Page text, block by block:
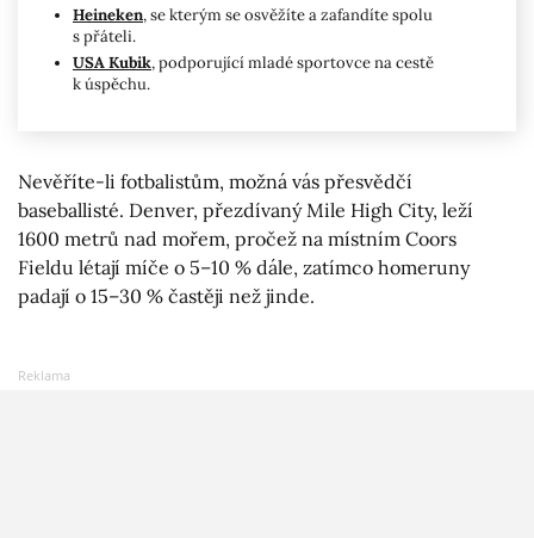
Heineken, se kterým se osvěžíte a zafandíte spolu
s přáteli.
USA Kubik, podporující mladé sportovce na cestě
k úspěchu.
Nevěříte-li fotbalistům, možná vás přesvědčí
baseballisté. Denver, přezdívaný Mile High City, leží
1600 metrů nad mořem, pročež na místním Coors
Fieldu létají míče o 5–10 % dále, zatímco homeruny
padají o 15–30 % častěji než jinde.